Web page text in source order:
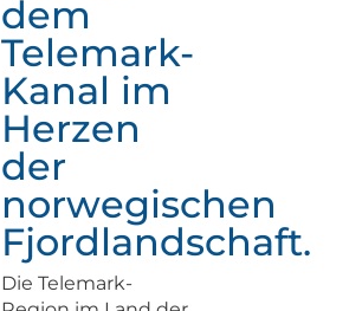
dem
Telemark-
Kanal im
Herzen
der
norwegischen
Fjordlandschaft.
Die Tele­mark-